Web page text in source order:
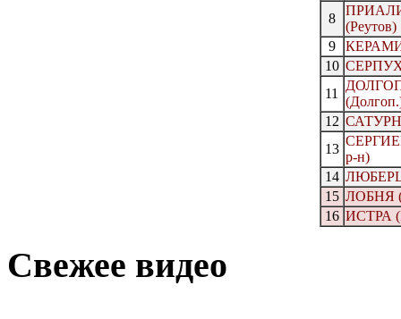
8
(Реутов)
9
10
11
12 САТУРН-
13
р-н)
14
15 ЛОБНЯ
16 ИСТРА
Свежее видео